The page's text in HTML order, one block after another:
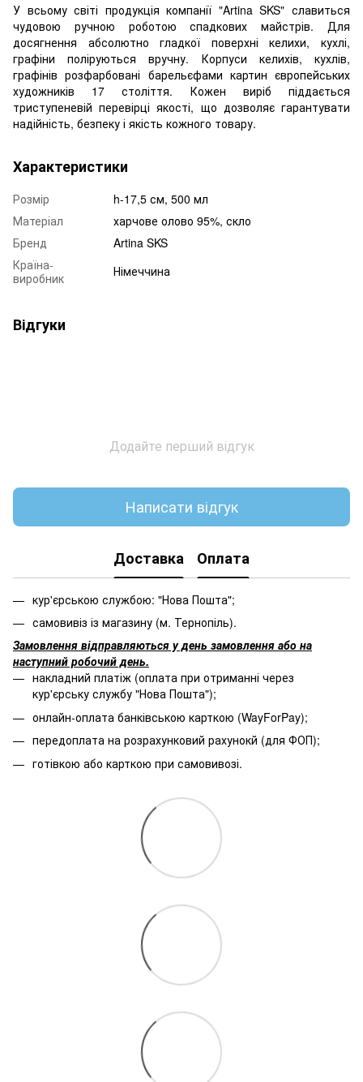
У всьому світі продукція компанії "Artina SKS" славиться
чудовою ручною роботою спадкових майстрів. Для
досягнення абсолютно гладкої поверхні келихи, кухлі,
графіни поліруються вручну. Корпуси келихів, кухлів,
графінів розфарбовані барельєфами картин європейських
художників 17 століття. Кожен виріб піддається
триступеневій перевірці якості, що дозволяє гарантувати
надійність, безпеку і якість кожного товару.
Характеристики
Розмір
h-17,5 см, 500 мл
Матеріал
харчове олово 95%, скло
Бренд
Artina SKS
Країна-
виробник
Німеччина
Відгуки
Додайте перший відгук
Написати відгук
Доставка Оплата
кур'єрською службою: "Нова Пошта";
самовивіз із магазину (м. Тернопіль).
Замовлення відправляються у день замовлення або на
наступний робочий день.
накладний платіж (оплата при отриманні через
кур'єрську службу "Нова Пошта");
онлайн-оплата банківською карткою (WayForPay);
передоплата на розрахунковий рахунокй (для ФОП);
готівкою або карткою при самовивозі.